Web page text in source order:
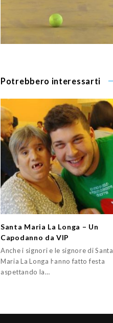
Potrebbero interessarti
Santa Maria La Longa – Un
Capodanno da VIP
Anche i signori e le signore di Santa
Maria La Longa hanno fatto festa
aspettando la…